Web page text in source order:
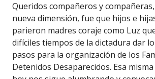
Queridos compañeros y
nueva dimensión, fue que hijos e
parieron madres coraje como Luz
difíciles tiempos de la dictadura dar
pasos para la organización de los
Detenidos Desaparecidos. Esa